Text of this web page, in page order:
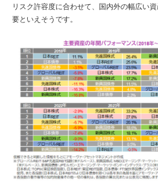
リスク許容度に合わせて、国内外の幅広い
要といえそうです。